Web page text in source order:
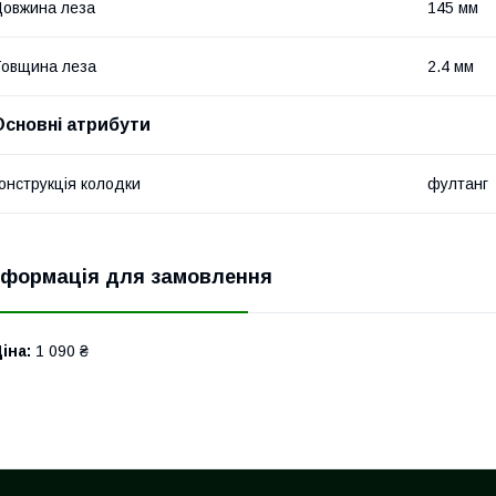
леза 145 мм
леза 2.4 мм
атрибути
колодки фултанг
для замовлення
1 090 ₴